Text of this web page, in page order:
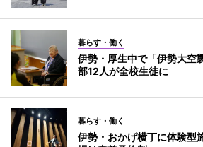
暮らす・働く
伊勢・厚生中で「伊勢大
部12人が全校生徒に
暮らす・働く
伊勢・おかげ横丁に体験